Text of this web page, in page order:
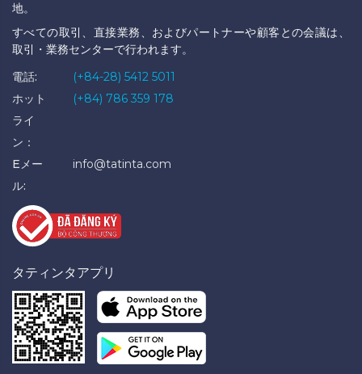
地。
すべての取引、直接業務、およびパートナーや顧客との会議は、
取引・業務センターで行われます。
電話:
(+84-28) 5412 5011
ホット
ライ
ン：
(+84) 786 359 178
Eメー
ル:
info@tatinta.com
タティンタアプリ